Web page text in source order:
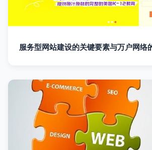
服务型网站建设的关键要素与万户网络